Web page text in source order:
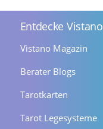
Entdecke Vistano
Vistano Magazin
Berater Blogs
Tarotkarten
Tarot Legesysteme